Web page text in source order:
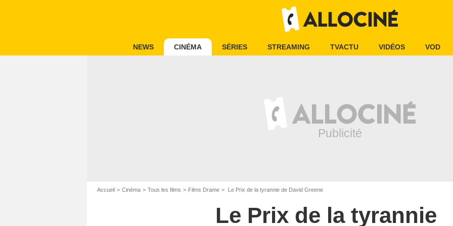
NEWS CINÉMA SÉRIES STREAMING TVACTU VIDÉOS VOD
Accueil Cinéma Tous les films Films Drame Le Prix de la tyrannie de David Greene
Le Prix de la tyrannie